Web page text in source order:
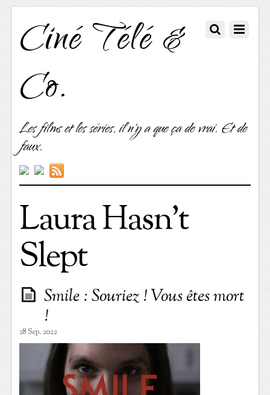
Ciné Télé &
Co.
Les films et les séries, il n'y a que ça de vrai. Et de
faux.
Laura Hasn’t
Slept
Smile : Souriez ! Vous êtes mort
!
28 Sep. 2022